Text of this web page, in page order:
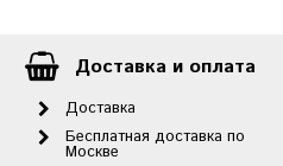
Доставка и оплата
Доставка
Бесплатная доставка по
Москве